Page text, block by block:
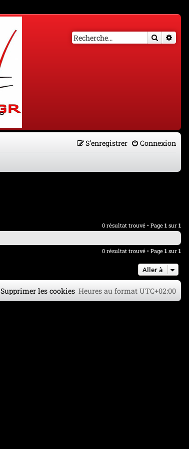
Connexion
S’enregistrer
0 résultat trouvé • Page 1 sur 1
0 résultat trouvé • Page 1 sur 1
Aller à
Heures au format UTC+02:00
Supprimer les cookies